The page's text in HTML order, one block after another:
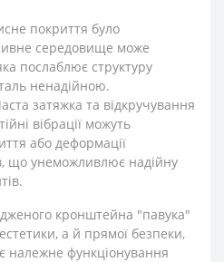
покриття було
середовище може
послаблює структуру
ненадійною.
затяжка та відкручування
вібрації можуть
або деформації
що унеможливлює надійну
кронштейна "павука"
а й прямої безпеки,
належне функціонування